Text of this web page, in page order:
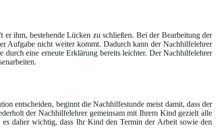
ihm, bestehende Lücken zu schließen. Bei der Bearbeitung der
Aufgabe nicht weiter kommt. Dadurch kann der Nachhilfelehrer
eine erneute Erklärung bereits leichter. Der Nachhilfelehrer
entscheiden, beginnt die Nachhilfestunde meist damit, dass der
der Nachhilfelehrer gemeinsam mit Ihrem Kind gezielt alle
daher wichtig, dass Ihr Kind den Termin der Arbeit sowie den